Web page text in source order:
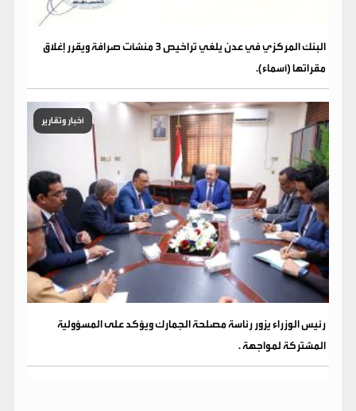
البنك المركزي في عدن يلغي تراخيص 3 منشآت صرافة ويقرر إغلاق
مقراتها (أسماء).
أخبار وتقارير
رئيس الوزراء يزور رئاسة مصلحة الجمارك ويؤكد على المسؤولية
المشتركة لمواجهة .